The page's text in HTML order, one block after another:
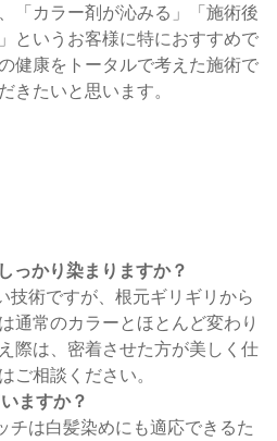
「カラー剤が沁みる」「施術後
というお客様に特におすすめで
健康をトータルで考えた施術で
きたいと思います。
っかり染まりますか？
技術ですが、根元ギリギリから
通常のカラーとほとんど変わり
際は、密着させた方が美しく仕
ご相談ください。
ますか？
チは白髪染めにも適応できるた